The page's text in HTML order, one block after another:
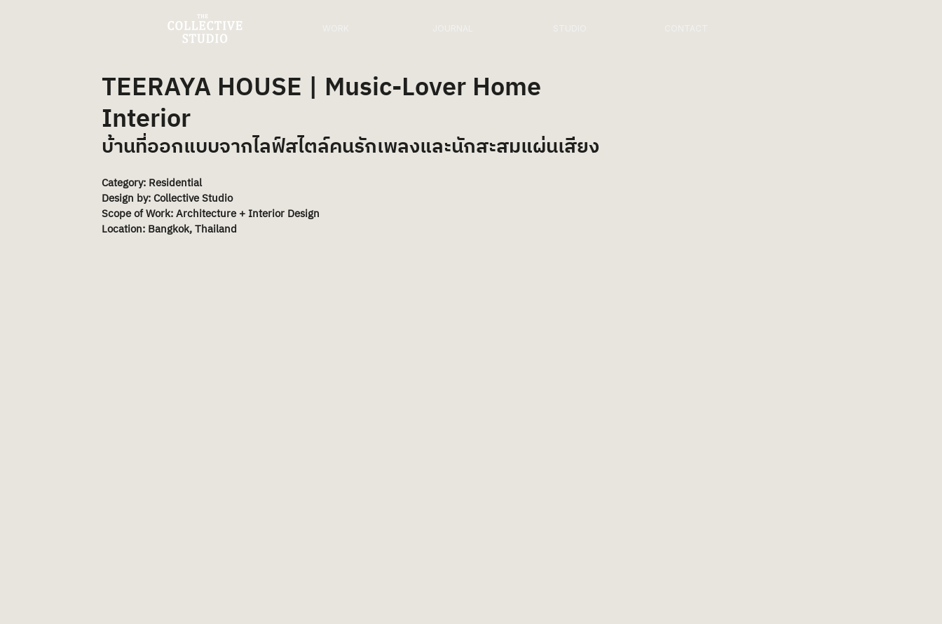
TEERAYA HOUSE | Music-Lover Home
Interior
บ้านที่ออกแบบจากไลฟ์สไตล์คนรักเพลงและนักสะสมแผ่นเสียง
Category: Residential
Design by: Collective Studio
Scope of Work: Architecture + Interior Design
Location: Bangkok, Thailand